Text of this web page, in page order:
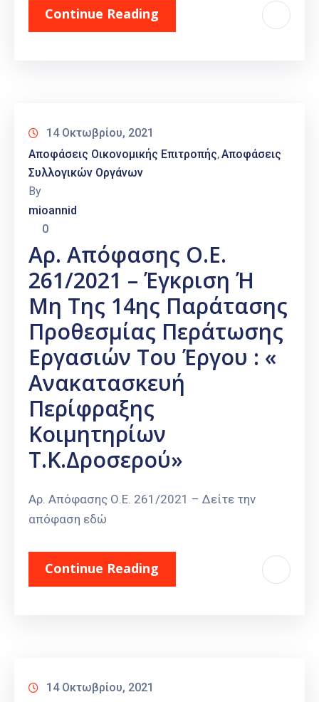
Continue Reading
14 Οκτωβρίου, 2021
Αποφάσεις Οικονομικής Επιτροπής‚Αποφάσεις
Συλλογικών Οργάνων
By
mioannid
0
Αρ. Απόφασης Ο.Ε.
261/2021 – Έγκριση Ή
Μη Της 14ης Παράτασης
Προθεσμίας Περάτωσης
Εργασιών Του Έργου : «
Ανακατασκευή
Περίφραξης
Κοιμητηρίων
Τ.Κ.Δροσερού»
Αρ. Απόφασης Ο.Ε. 261/2021 – Δείτε την
απόφαση εδώ
Continue Reading
14 Οκτωβρίου, 2021